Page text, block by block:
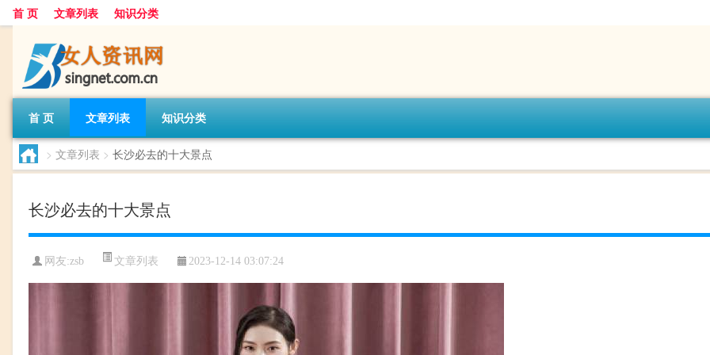
首 页 文章列表 知识分类
首 页 文章列表 知识分类
> 文章列表 > 长沙必去的十大景点
长沙必去的十大景点
网友:zsb 文章列表 2023-12-14 03:07:24